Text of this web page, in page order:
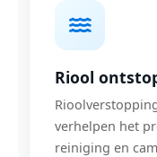
Riool
verhelpen het
reiniging en